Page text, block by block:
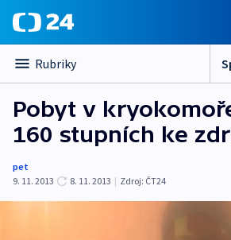
Rubriky
Pobyt v
160 stupních ke
pet
9. 11. 2013
8. 11. 2013 | Zdroj: ČT24